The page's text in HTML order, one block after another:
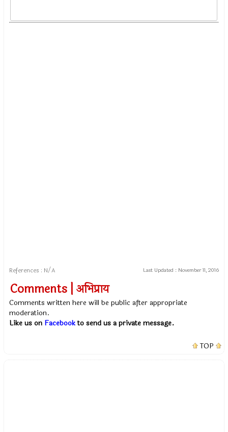
References : N/A Last Updated : November 11, 2016
Comments | अभिप्राय
Comments written here will be public after appropriate
moderation.
Like us on Facebookto send us a private message.
TOP